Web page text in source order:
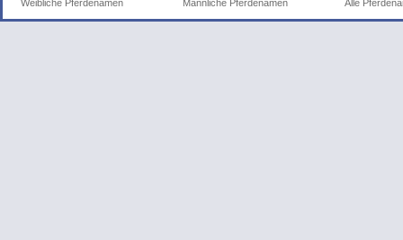
Weibliche Pferdenamen
Männliche Pferdenamen Alle